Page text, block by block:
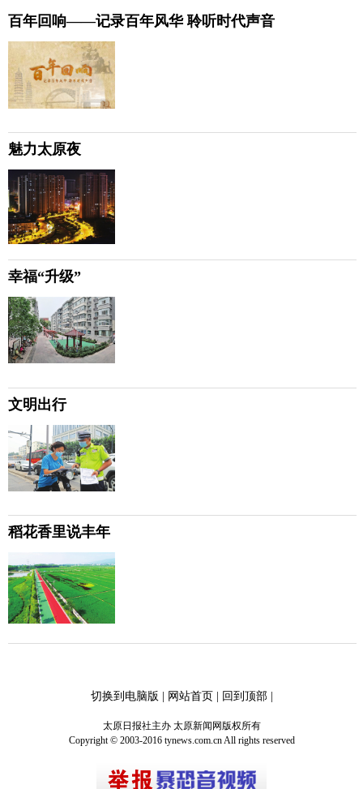
百年回响——记录百年风华 聆听时代声音
魅力太原夜
幸福“升级”
文明出行
稻花香里说丰年
切换到电脑版 | 网站首页| 回到顶部|
太原日报社主办 太原新闻网版权所有
Copyright © 2003-2016 tynews.com.cn All rights reserved